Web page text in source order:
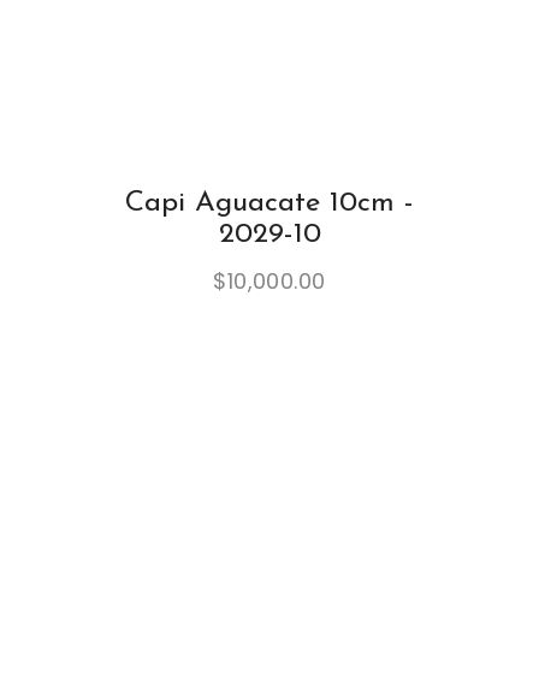
Capi Aguacate 10cm -
2029-10
$10,000.00